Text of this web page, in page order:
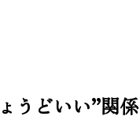
うどいい”関係